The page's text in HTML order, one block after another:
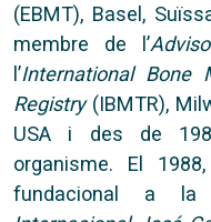
(EBMT), Basel,
membre de l’
l’International Bone
Registry(IBMTR),
USA i des de
organisme. El
fundacional a